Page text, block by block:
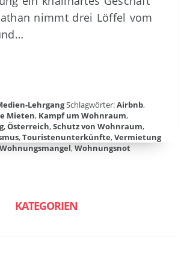
nimmt drei Löffel vom
LehrgangSchlagwörter:Airbnb,
Mieten, Kampf um Wohnraum,
,Österreich,Schutz von Wohnraum,
,Touristenunterkünfte,Vermietung
,Wohnungsnot
KATEGORIEN